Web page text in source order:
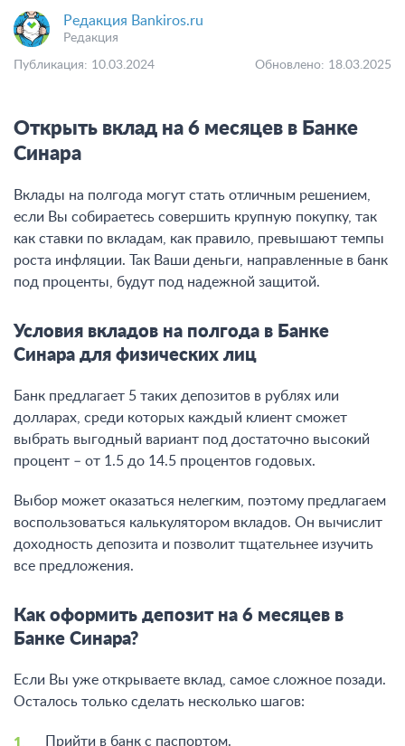
Редакция Bankiros.ru
Редакция
Публикация: 10.03.2024 Обновлено: 18.03.2025
Открыть вклад на 6 месяцев в Банке
Синара
Вклады на полгода могут стать отличным решением,
если Вы собираетесь совершить крупную покупку, так
как ставки по вкладам, как правило, превышают темпы
роста инфляции. Так Ваши деньги, направленные в банк
под проценты, будут под надежной защитой.
Условия вкладов на полгода в Банке
Синара для физических лиц
Банк предлагает 5 таких депозитов в рублях или
долларах, среди которых каждый клиент сможет
выбрать выгодный вариант под достаточно высокий
процент – от 1.5 до 14.5 процентов годовых.
Выбор может оказаться нелегким, поэтому предлагаем
воспользоваться калькулятором вкладов. Он вычислит
доходность депозита и позволит тщательнее изучить
все предложения.
Как оформить депозит на 6 месяцев в
Банке Синара?
Если Вы уже открываете вклад, самое сложное позади.
Осталось только сделать несколько шагов:
Прийти в банк с паспортом.